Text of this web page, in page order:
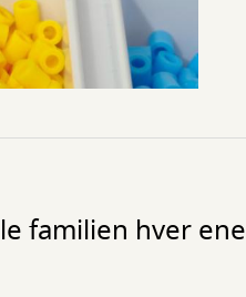
familien hver